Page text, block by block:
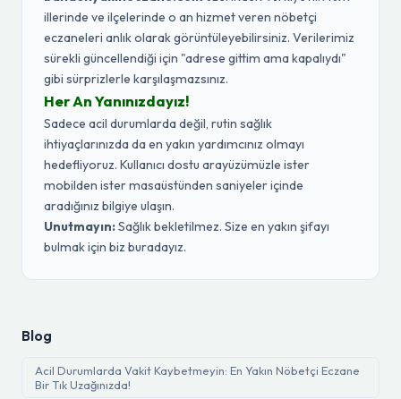
illerinde ve ilçelerinde o an hizmet veren nöbetçi
eczaneleri anlık olarak görüntüleyebilirsiniz. Verilerimiz
sürekli güncellendiği için "adrese gittim ama kapalıydı"
gibi sürprizlerle karşılaşmazsınız.
Her An Yanınızdayız!
Sadece acil durumlarda değil, rutin sağlık
ihtiyaçlarınızda da en yakın yardımcınız olmayı
hedefliyoruz. Kullanıcı dostu arayüzümüzle ister
mobilden ister masaüstünden saniyeler içinde
aradığınız bilgiye ulaşın.
Unutmayın:Sağlık bekletilmez. Size en yakın şifayı
bulmak için biz buradayız.
Blog
Acil Durumlarda Vakit Kaybetmeyin: En Yakın Nöbetçi Eczane
Bir Tık Uzağınızda!